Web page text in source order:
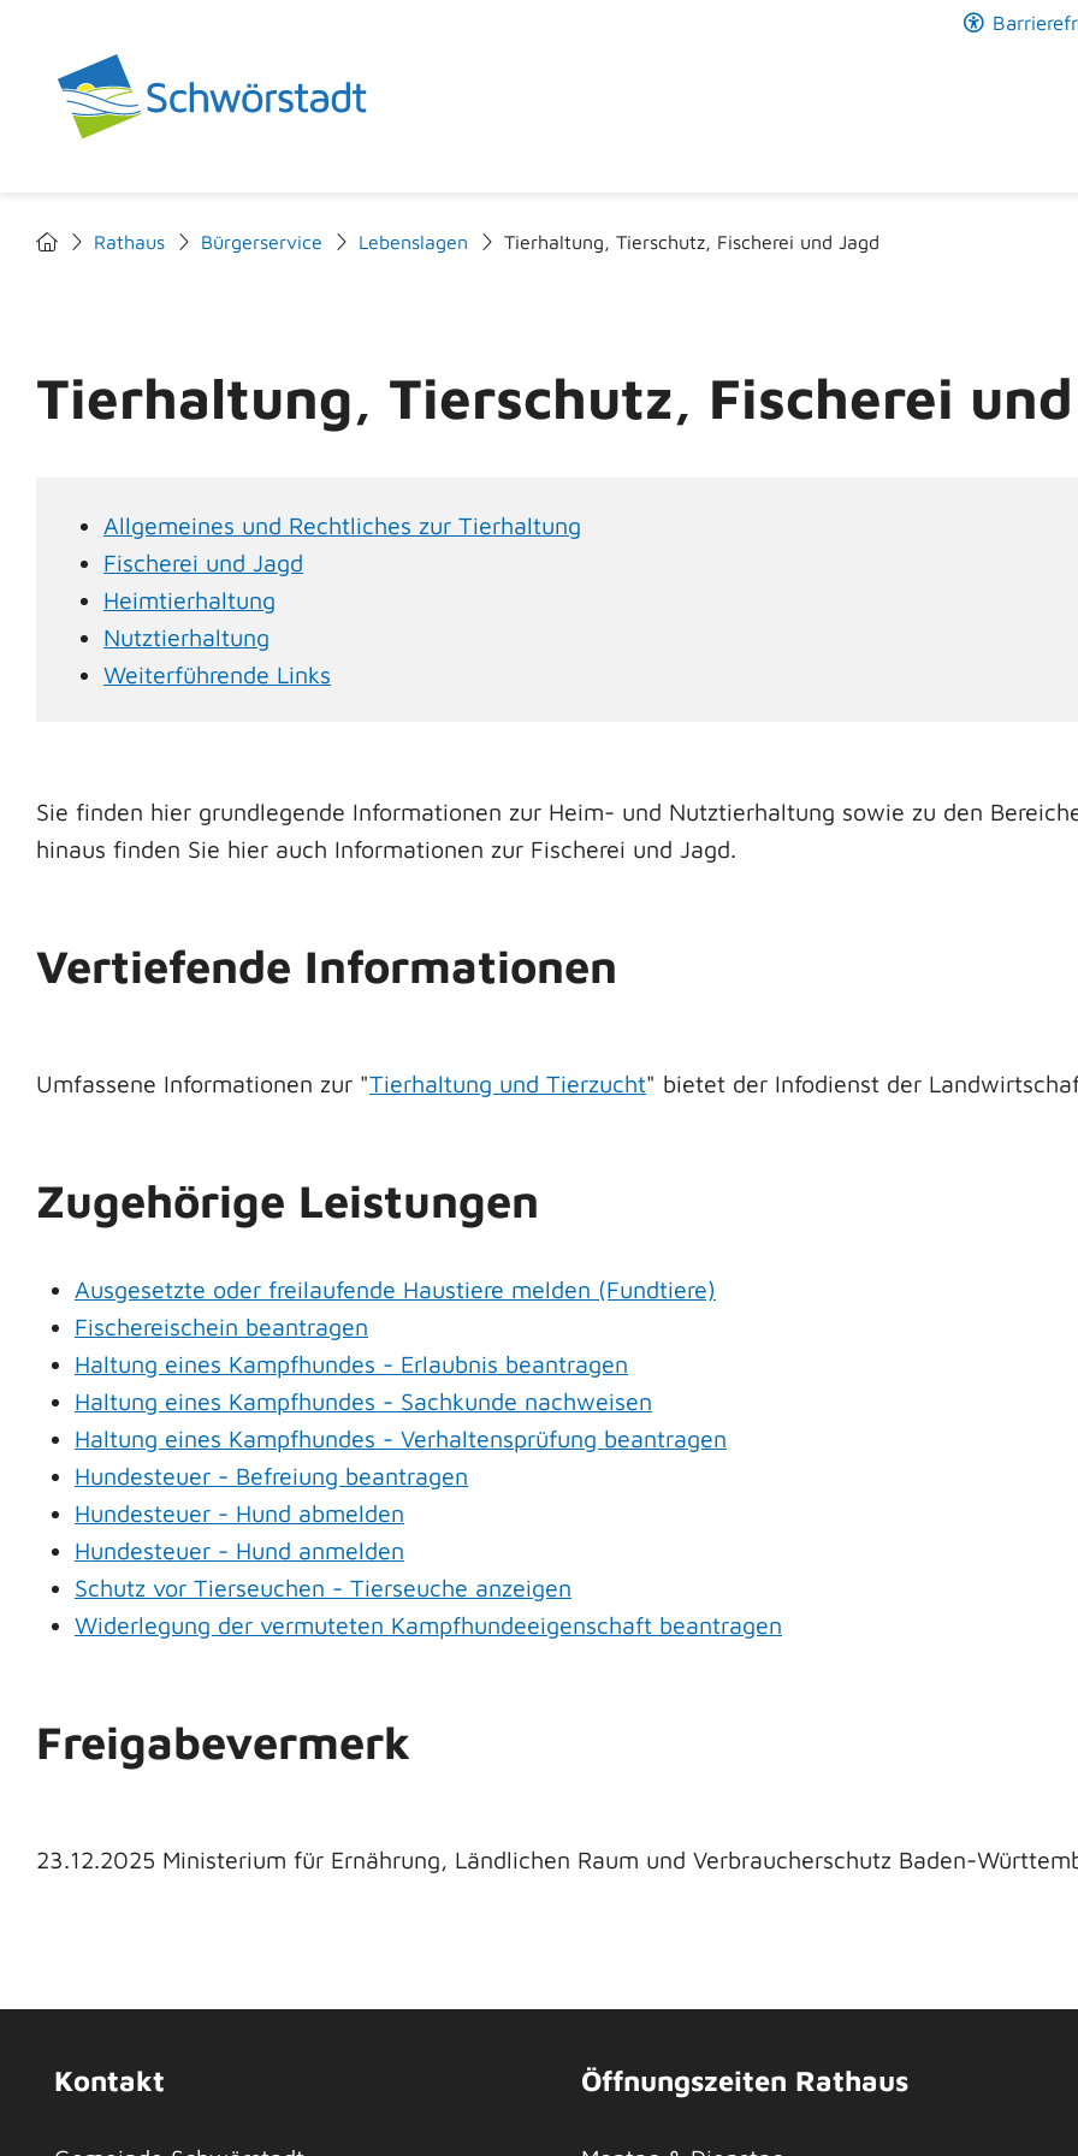
Rathaus Bürgerservice Lebenslagen Tierhaltung, Tierschutz, Fischerei und Jagd
Tierhaltung, Tierschutz, Fischerei
Allgemeines und Rechtliches zur Tierhaltung
Fischerei und Jagd
Heimtierhaltung
Nutztierhaltung
Weiterführende Links
Sie finden hier grundlegende Informationen zur Heim- und Nutztierhaltung sowie zu den
hinaus finden Sie hier auch Informationen zur Fischerei und Jagd.
Vertiefende Informationen
Umfassene Informationen zur "Tierhaltung und Tierzucht" bietet der Infodienst der
Zugehörige Leistungen
Ausgesetzte oder freilaufende Haustiere melden (Fundtiere)
Fischereischein beantragen
Haltung eines Kampfhundes - Erlaubnis beantragen
Haltung eines Kampfhundes - Sachkunde nachweisen
Haltung eines Kampfhundes - Verhaltensprüfung beantragen
Hundesteuer - Befreiung beantragen
Hundesteuer - Hund abmelden
Hundesteuer - Hund anmelden
Schutz vor Tierseuchen - Tierseuche anzeigen
Widerlegung der vermuteten Kampfhundeeigenschaft beantragen
Freigabevermerk
23.12.2025 Ministerium für Ernährung, Ländlichen Raum und Verbraucherschutz Baden-
Kontakt Öffnungszeiten Rathaus